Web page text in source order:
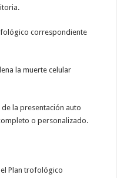
correspondiente
la muerte celular
la presentación auto
o personalizado.
Plan trofológico